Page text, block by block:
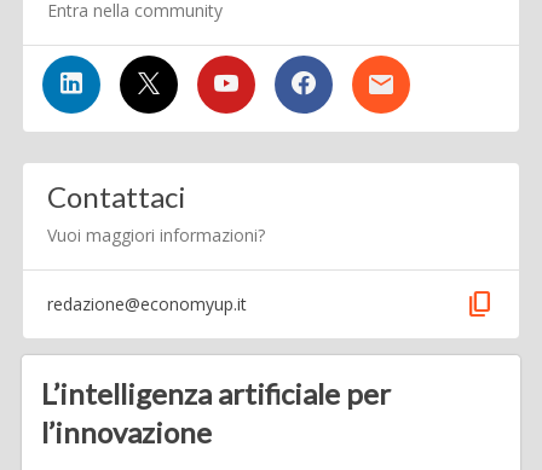
Entra nella community
Contattaci
Vuoi maggiori informazioni?
redazione@economyup.it content_copy
L’intelligenza artificiale per
l’innovazione